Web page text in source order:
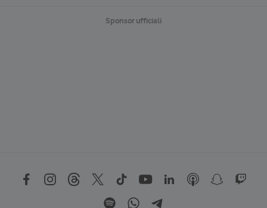
Sponsor ufficiali